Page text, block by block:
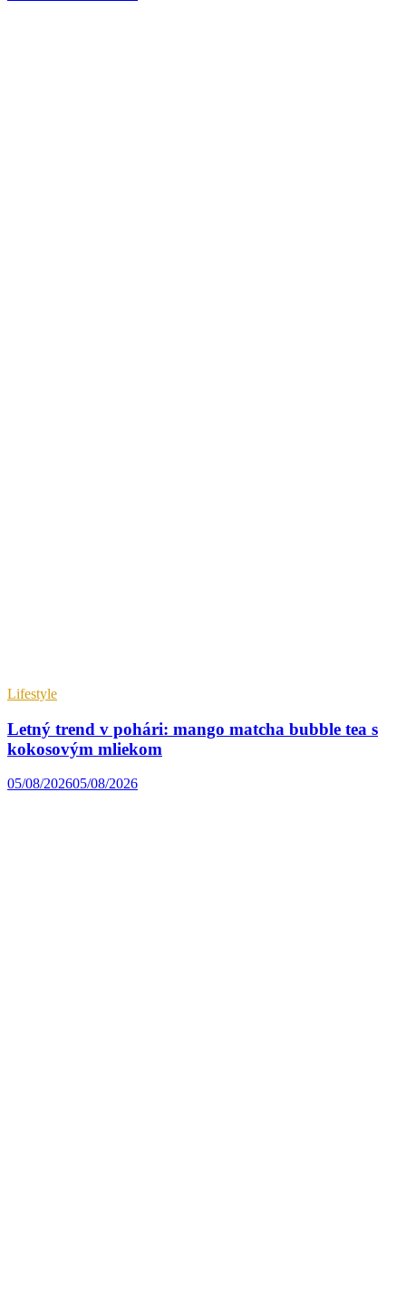
Lifestyle
Letný trend v pohári: mango matcha bubble tea s
kokosovým mliekom
05/08/202605/08/2026